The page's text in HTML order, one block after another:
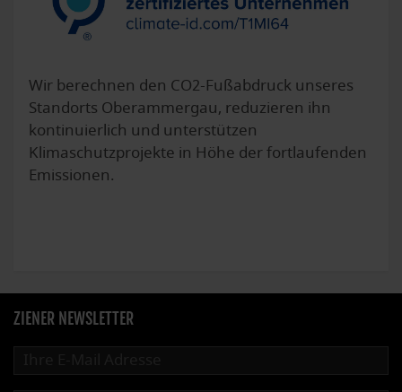
Wir berechnen den CO2-Fußabdruck unseres
Standorts Oberammergau, reduzieren ihn
kontinuierlich und unterstützen
Klimaschutzprojekte in Höhe der fortlaufenden
Emissionen.
ZIENER NEWSLETTER